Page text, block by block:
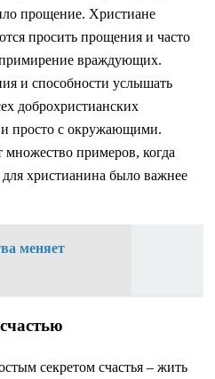
прощение. Христиане
просить прощения и часто
враждующих.
и способности услышать
доброхристианских
и просто с окружающими.
множество примеров, когда
христианина было важнее
меняет
секретом счастья – жить